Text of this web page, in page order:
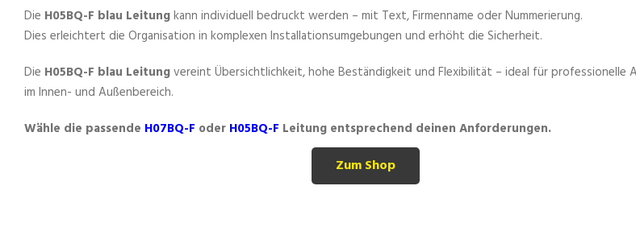
Die H05BQ-F blau Leitungkann individuell bedruckt werden – mit Text, Firmenname oder Nummerierung.
Dies erleichtert die Organisation in komplexen Installationsumgebungen und erhöht die Sicherheit.
Die H05BQ-F blau Leitungvereint Übersichtlichkeit, hohe Beständigkeit und Flexibilität – ideal für professionelle
im Innen- und Außenbereich.
Wähle die passende H07BQ-F oder H05BQ-F Leitung entsprechend deinen Anforderungen.
Zum Shop